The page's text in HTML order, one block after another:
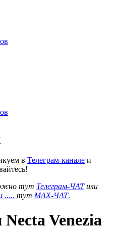
в Телеграм-канале и
тут Телеграм-ЧАТили
..... тут MAX-ЧАТ.
Venezia